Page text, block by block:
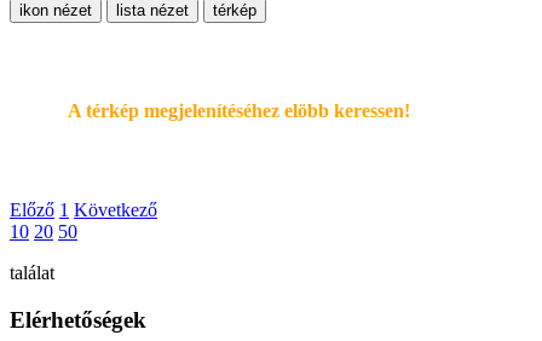
ikon nézet lista nézet térkép
A térkép megjelenítéséhez elöbb keressen!
Előző 1 Következő
10 20 50
találat
Elérhetőségek